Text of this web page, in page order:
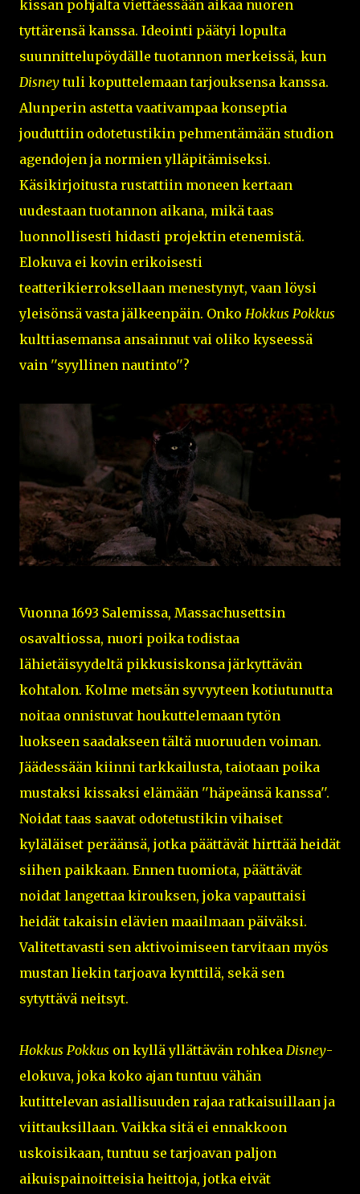
kissan pohjalta viettäessään aikaa nuoren
tyttärensä kanssa. Ideointi päätyi lopulta
suunnittelupöydälle tuotannon merkeissä, kun
Disneytuli koputtelemaan tarjouksensa kanssa.
Alunperin astetta vaativampaa konseptia
jouduttiin odotetustikin pehmentämään studion
agendojen ja normien ylläpitämiseksi.
Käsikirjoitusta rustattiin moneen kertaan
uudestaan tuotannon aikana, mikä taas
luonnollisesti hidasti projektin etenemistä.
Elokuva ei kovin erikoisesti
teatterikierroksellaan menestynyt, vaan löysi
yleisönsä vasta jälkeenpäin. Onko Hokkus Pokkus
kulttiasemansa ansainnut vai oliko kyseessä
vain ''syyllinen nautinto''?
Vuonna 1693 Salemissa, Massachusettsin
osavaltiossa, nuori poika todistaa
lähietäisyydeltä pikkusiskonsa järkyttävän
kohtalon. Kolme metsän syvyyteen kotiutunutta
noitaa onnistuvat houkuttelemaan tytön
luokseen saadakseen tältä nuoruuden voiman.
Jäädessään kiinni tarkkailusta, taiotaan poika
mustaksi kissaksi elämään ''häpeänsä kanssa''.
Noidat taas saavat odotetustikin vihaiset
kyläläiset peräänsä, jotka päättävät hirttää heidät
siihen paikkaan. Ennen tuomiota, päättävät
noidat langettaa kirouksen, joka vapauttaisi
heidät takaisin elävien maailmaan päiväksi.
Valitettavasti sen aktivoimiseen tarvitaan myös
mustan liekin tarjoava kynttilä, sekä sen
sytyttävä neitsyt.
Hokkus Pokkus on kyllä yllättävän rohkea Disney-
elokuva, joka koko ajan tuntuu vähän
kutittelevan asiallisuuden rajaa ratkaisuillaan ja
viittauksillaan. Vaikka sitä ei ennakkoon
uskoisikaan, tuntuu se tarjoavan paljon
aikuispainoitteisia heittoja, jotka eivät